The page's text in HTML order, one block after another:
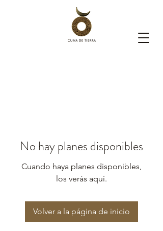
No hay planes disponibles
Cuando haya planes disponibles,
los verás aquí.
Volver a la página de inicio